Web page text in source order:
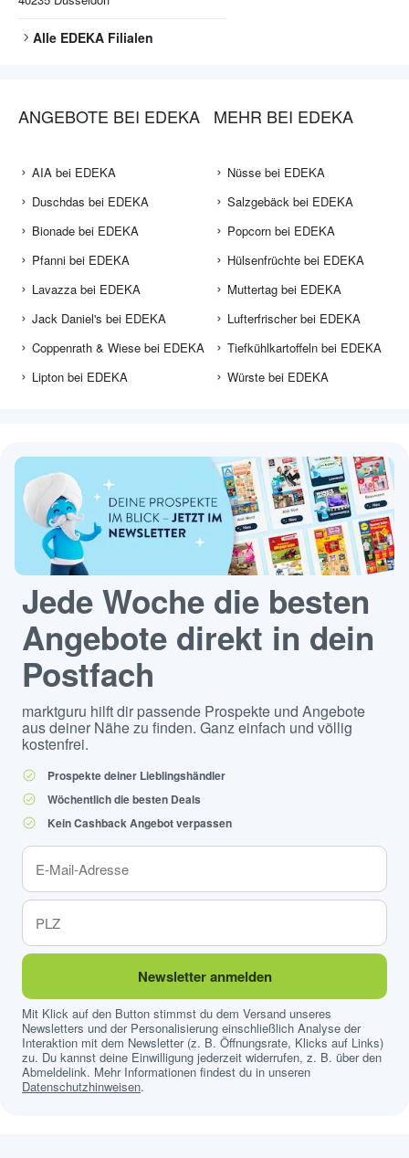
Alle EDEKA Filialen
ANGEBOTE BEI EDEKA
AIA bei EDEKA
Duschdas bei EDEKA
Bionade bei EDEKA
Pfanni bei EDEKA
Lavazza bei EDEKA
Jack Daniel's bei EDEKA
Coppenrath & Wiese bei EDEKA
Lipton bei EDEKA
MEHR BEI EDEKA
Nüsse bei EDEKA
Salzgebäck bei EDEKA
Popcorn bei EDEKA
Hülsenfrüchte bei EDEKA
Muttertag bei EDEKA
Lufterfrischer bei EDEKA
Tiefkühlkartoffeln bei EDEKA
Würste bei EDEKA
Jede Woche die besten
Angebote direkt in dein
Postfach
marktguru hilft dir passende Prospekte und Angebote
aus deiner Nähe zu finden. Ganz einfach und völlig
kostenfrei.
Prospekte deiner Lieblingshändler
Wöchentlich die besten Deals
Kein Cashback Angebot verpassen
Newsletter anmelden
Mit Klick auf den Button stimmst du dem Versand unseres
Newsletters und der Personalisierung einschließlich Analyse der
Interaktion mit dem Newsletter (z. B. Öffnungsrate, Klicks auf Links)
zu. Du kannst deine Einwilligung jederzeit widerrufen, z. B. über den
Abmeldelink. Mehr Informationen findest du in unseren
Datenschutzhinweisen.